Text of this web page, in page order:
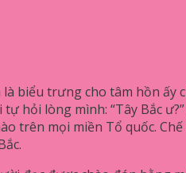
biểu trưng cho tâm hồn
hỏi lòng mình: “Tây Bắc
trên mọi miền Tổ quốc.